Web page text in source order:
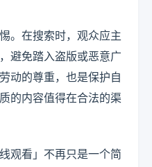
。在搜索时，观众应主
避免踏入盗版或恶意广
动的尊重，也是保护自
的内容值得在合法的渠
观看」不再只是一个简